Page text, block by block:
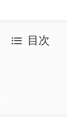
目次